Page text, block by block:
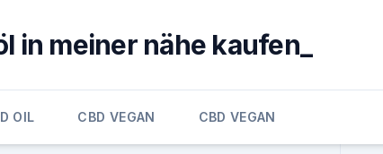
in meiner nähe kaufen_
OIL CBD VEGAN CBD VEGAN